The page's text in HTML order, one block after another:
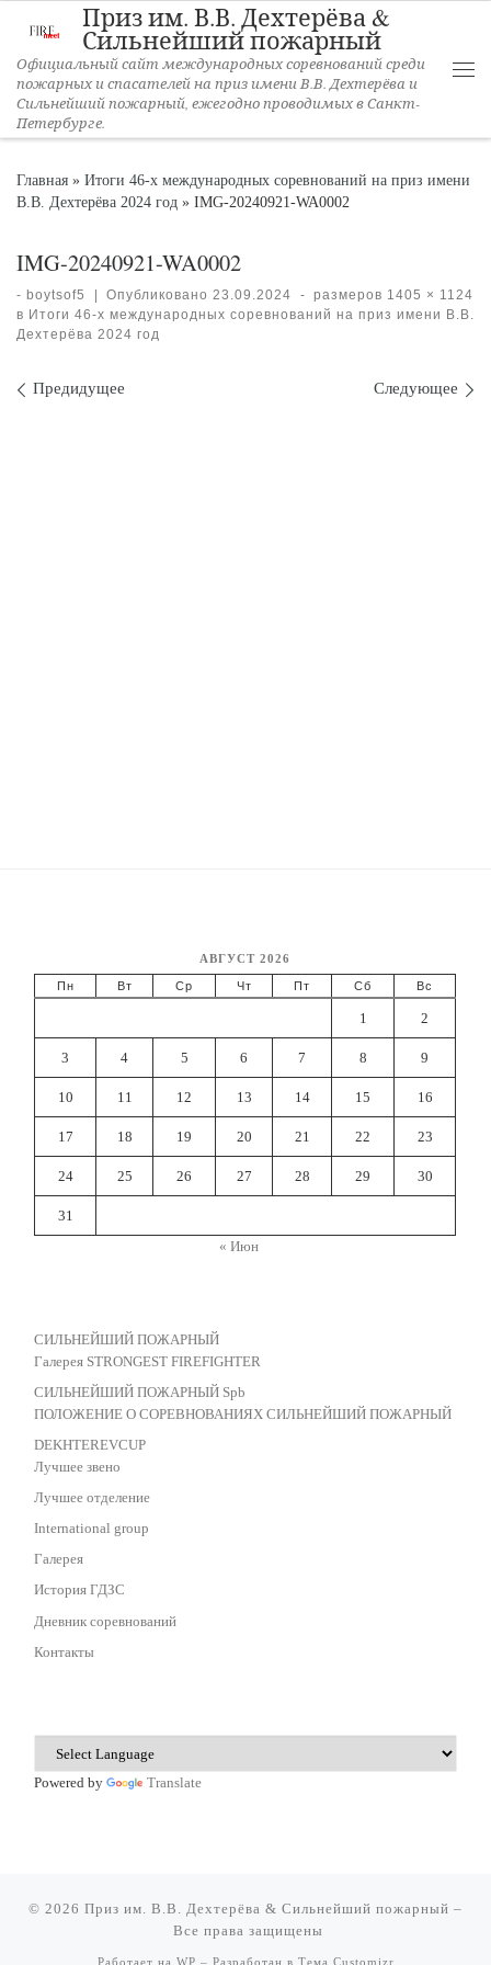
Перейти к содержимому
Приз им. В.В. Дехтерёва &
Сильнейший пожарный
Официальный сайт международных соревнований среди
пожарных и спасателей на приз имени В.В. Дехтерёва и
Сильнейший пожарный, ежегодно проводимых в Санкт-
Петербурге.
Главная » Итоги 46-х международных соревнований на приз имени
В.В. Дехтерёва 2024 год » IMG-20240921-WA0002
IMG-20240921-WA0002
- boytsof5 Опубликовано23.09.2024 - размеров 1405 × 1124
в Итоги 46-х международных соревнований на приз имени В.В.
Дехтерёва 2024 год
Навигация по изображениям
Предидущее Следующее
АВГУСТ 2026
Пн Вт Ср Чт Пт Сб Вс
1 2
3 4 5 6 7 8 9
10 11 12 13 14 15 16
17 18 19 20 21 22 23
24 25 26 27 28 29 30
31
« Июн
СИЛЬНЕЙШИЙ ПОЖАРНЫЙ
Галерея STRONGEST FIREFIGHTER
СИЛЬНЕЙШИЙ ПОЖАРНЫЙ Spb
ПОЛОЖЕНИЕ О СОРЕВНОВАНИЯХ СИЛЬНЕЙШИЙ ПОЖАРНЫЙ
DEKHTEREVCUP
Лучшее звено
Лучшее отделение
International group
Галерея
История ГДЗС
Дневник соревнований
Контакты
Powered by Translate
© 2026 Приз им. В.В. Дехтерёва & Сильнейший пожарный –
Все права защищены
Работает на WP – Разработан в Тема Customizr